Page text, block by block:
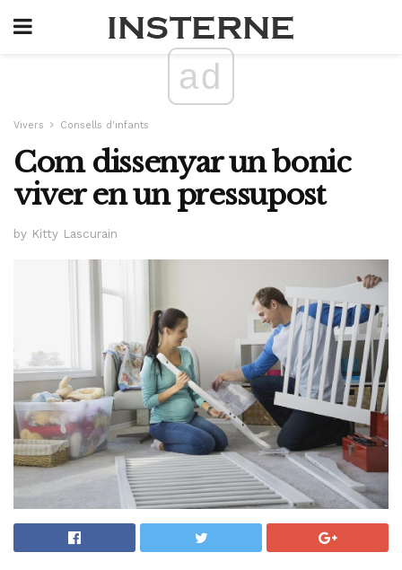
ad
Vivers Consells d'infants
Com dissenyar un bonic
viver en un pressupost
by Kitty Lascurain